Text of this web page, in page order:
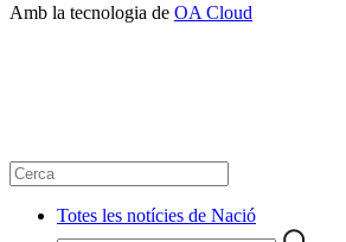
Amb la tecnologia de OA Cloud
Totes les notícies de Nació